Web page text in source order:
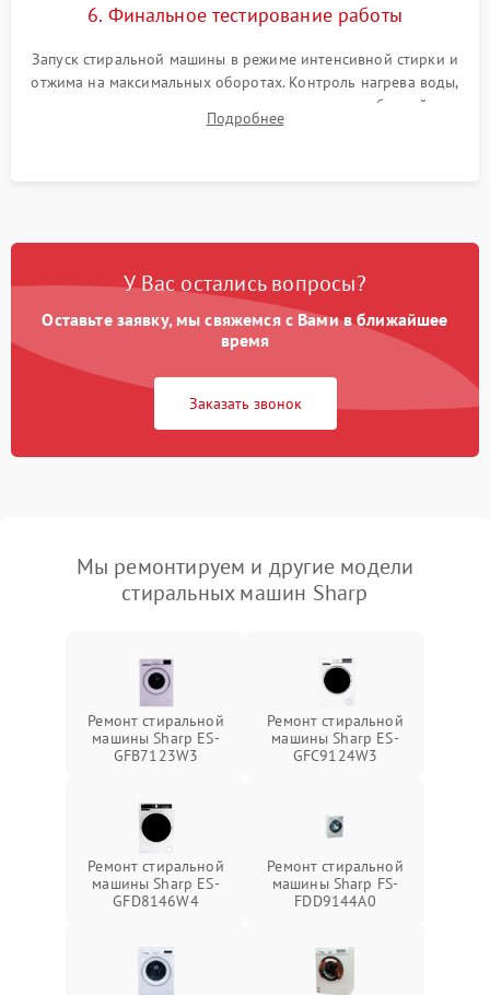
6. Финальное тестирование работы
Запуск стиральной машины в режиме интенсивной стирки и
отжима на максимальных оборотах. Контроль нагрева воды,
корректности слива, отсутствия излишних вибраций,
посторонних стуков и протечек под корпусом.
Подробнее
У Вас остались вопросы?
Оставьте заявку, мы свяжемся с Вами в ближайшее
время
Заказать звонок
Мы ремонтируем и другие модели
стиральных машин Sharp
Ремонт стиральной
машины Sharp ES-
GFB7123W3
Ремонт стиральной
машины Sharp ES-
GFC9124W3
Ремонт стиральной
машины Sharp ES-
GFD8146W4
Ремонт стиральной
машины Sharp FS-
FDD9144A0